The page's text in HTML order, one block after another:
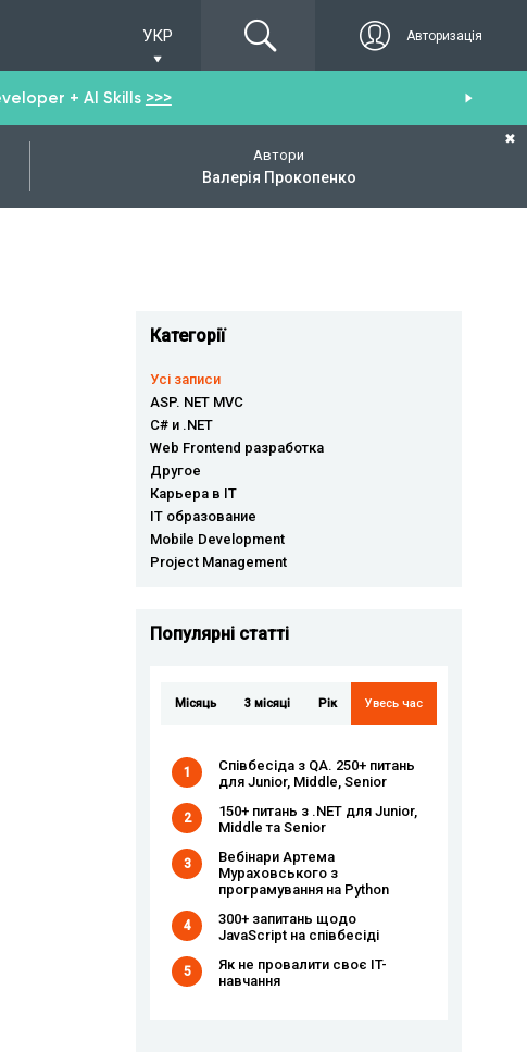
УКР Авторизація
+ AI Skills >>>
Автори
Валерія Прокопенко
✖
Категорії
Усі записи
ASP. NET MVC
C# и .NET
Web Frontend разработка
Другое
Карьера в IT
IT образование
Mobile Development
Project Management
Популярні статті
Місяць 3 місяці Рік Увесь час
1
Співбесіда з QA. 250+ питань
для Junior, Middle, Senior
2
150+ питань з .NET для Junior,
Middle та Senior
3
Вебінари Артема
Мураховського з
програмування на Python
4
300+ запитань щодо
JavaScript на співбесіді
5
Як не провалити своє IT-
навчання